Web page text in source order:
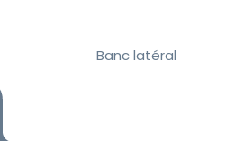
Banc latéral